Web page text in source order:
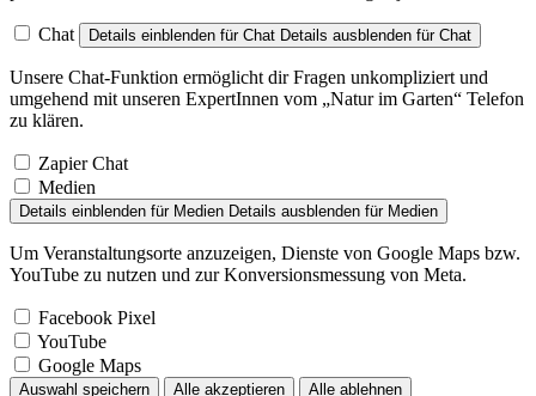
Chat Details einblenden für Chat Details ausblenden für Chat
Unsere Chat-Funktion ermöglicht dir Fragen unkompliziert und
umgehend mit unseren ExpertInnen vom „Natur im Garten“ Telefon
zu klären.
Zapier Chat
Medien
Details einblenden für Medien Details ausblenden für Medien
Um Veranstaltungsorte anzuzeigen, Dienste von Google Maps bzw.
YouTube zu nutzen und zur Konversionsmessung von Meta.
Facebook Pixel
YouTube
Google Maps
Auswahl speichern Alle akzeptieren Alle ablehnen